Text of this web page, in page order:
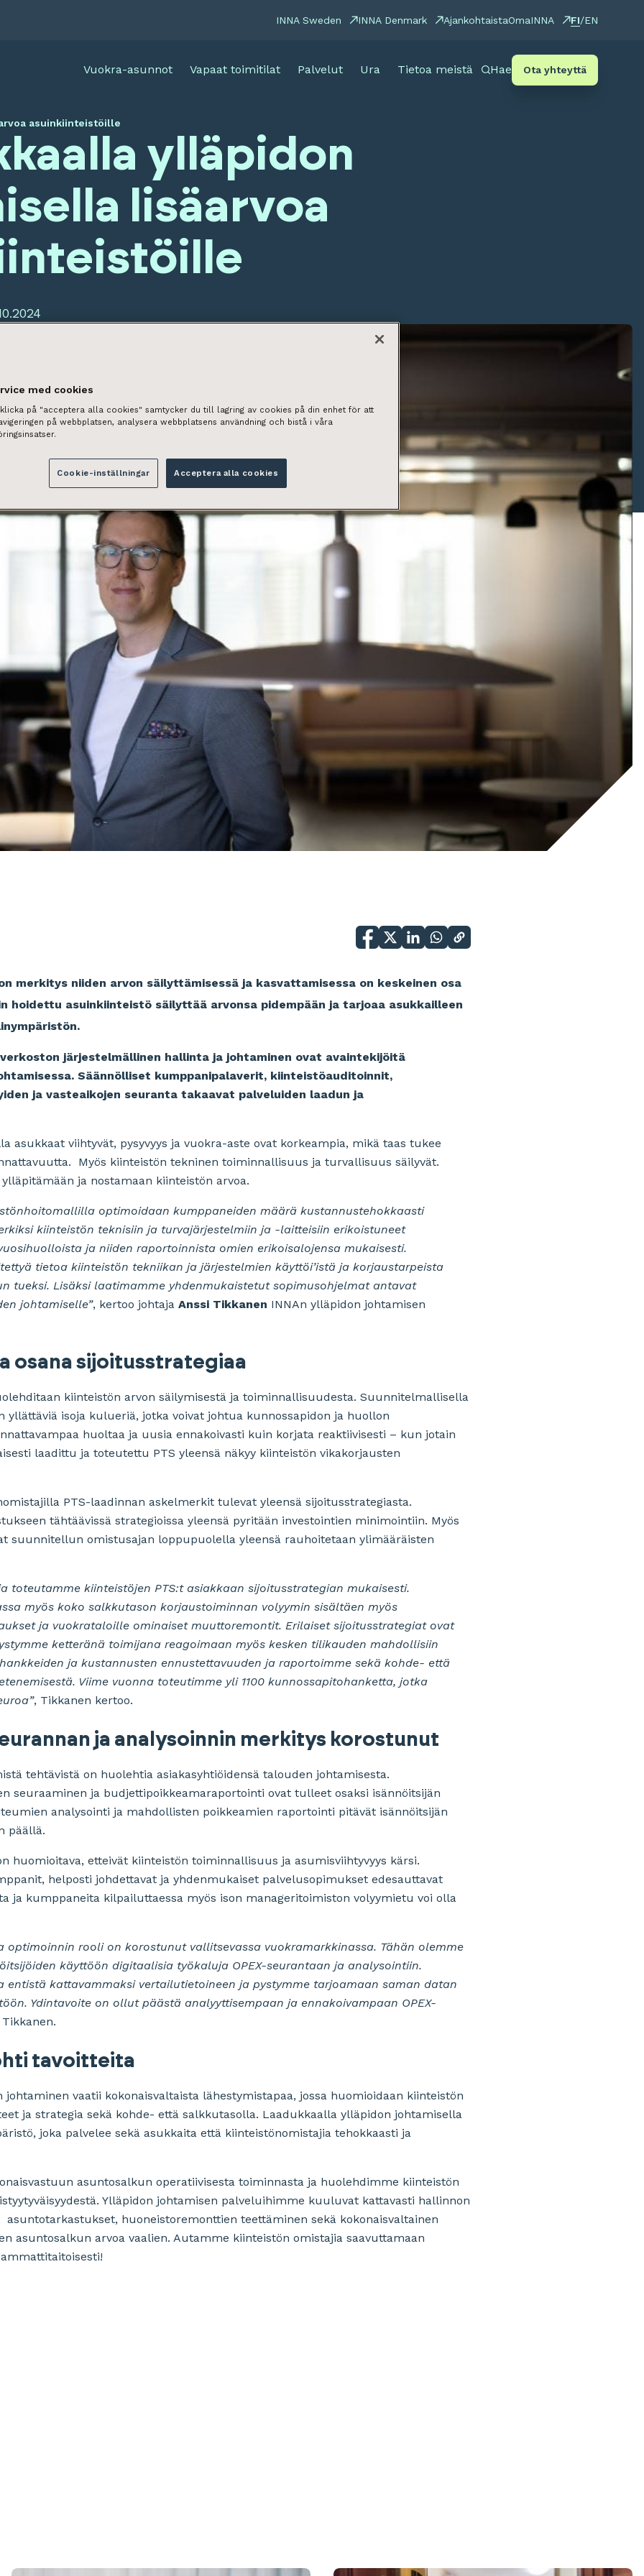
INNA Sweden INNA Denmark AjankohtaistaOmaINNA FI/EN
Vuokra-asunnot Vapaat toimitilat Palvelut Ura Tietoa meistä Hae Ota yhteyttä
asuinkiinteistöille
ylläpidon
lisäarvoa
merkitys niiden arvon säilyttämisessä ja kasvattamisessa on keskeinen osa
hoidettu asuinkiinteistö säilyttää arvonsa pidempään ja tarjoaa asukkailleen
järjestelmällinen hallinta ja johtaminen ovat avaintekijöitä
Säännölliset kumppanipalaverit, kiinteistöauditoinnit,
ja vasteaikojen seuranta takaavat palveluiden laadun ja
asukkaat viihtyvät, pysyvyys ja vuokra-aste ovat korkeampia, mikä taas tukee
Myös kiinteistön tekninen toiminnallisuus ja turvallisuus säilyvät.
ja nostamaan kiinteistön arvoa.
optimoidaan kumppaneiden määrä kustannustehokkaasti
kiinteistön teknisiin ja turvajärjestelmiin ja -laitteisiin erikoistuneet
ja niiden raportoinnista omien erikoisalojensa mukaisesti.
tietoa kiinteistön tekniikan ja järjestelmien käyttöi’istä ja korjaustarpeista
tueksi. Lisäksi laatimamme yhdenmukaistetut sopimusohjelmat antavat
johtamiselle”, kertoo johtaja Anssi Tikkanen INNAn ylläpidon johtamisen
osana sijoitusstrategiaa
kiinteistön arvon säilymisestä ja toiminnallisuudesta. Suunnitelmallisella
yllättäviä isoja kulueriä, jotka voivat johtua kunnossapidon ja huollon
huoltaa ja uusia ennakoivasti kuin korjata reaktiivisesti – kun jotain
laadittu ja toteutettu PTS yleensä näkyy kiinteistön vikakorjausten
PTS-laadinnan askelmerkit tulevat yleensä sijoitusstrategiasta.
tähtäävissä strategioissa yleensä pyritään investointien minimointiin. Myös
suunnitellun omistusajan loppupuolella yleensä rauhoitetaan ylimääräisten
toteutamme kiinteistöjen PTS:t asiakkaan sijoitusstrategian mukaisesti.
myös koko salkkutason korjaustoiminnan volyymin sisältäen myös
ja vuokrataloille ominaiset muuttoremontit. Erilaiset sijoitusstrategiat ovat
ketteränä toimijana reagoimaan myös kesken tilikauden mahdollisiin
ja kustannusten ennustettavuuden ja raportoimme sekä kohde- että
Viime vuonna toteutimme yli 1100 kunnossapitohanketta, jotka
, Tikkanen kertoo.
ja analysoinnin merkitys korostunut
tehtävistä on huolehtia asiakasyhtiöidensä talouden johtamisesta.
seuraaminen ja budjettipoikkeamaraportointi ovat tulleet osaksi isännöitsijän
analysointi ja mahdollisten poikkeamien raportointi pitävät isännöitsijän
päällä.
huomioitava, etteivät kiinteistön toiminnallisuus ja asumisviihtyvyys kärsi.
helposti johdettavat ja yhdenmukaiset palvelusopimukset edesauttavat
ja kumppaneita kilpailuttaessa myös ison manageritoimiston volyymietu voi olla
optimoinnin rooli on korostunut vallitsevassa vuokramarkkinassa. Tähän olemme
käyttöön digitaalisia työkaluja OPEX-seurantaan ja analysointiin.
entistä kattavammaksi vertailutietoineen ja pystymme tarjoamaan saman datan
Ydintavoite on ollut päästä analyyttisempaan ja ennakoivampaan OPEX-
tavoitteita
vaatii kokonaisvaltaista lähestymistapaa, jossa huomioidaan kiinteistön
ja strategia sekä kohde- että salkkutasolla. Laadukkaalla ylläpidon johtamisella
joka palvelee sekä asukkaita että kiinteistönomistajia tehokkaasti ja
asuntosalkun operatiivisesta toiminnasta ja huolehdimme kiinteistön
Ylläpidon johtamisen palveluihimme kuuluvat kattavasti hallinnon
huoneistoremonttien teettäminen sekä kokonaisvaltainen
asuntosalkun arvoa vaalien. Autamme kiinteistön omistajia saavuttamaan
med cookies
på "acceptera alla cookies" samtycker du till lagring av cookies på din enhet för att
på webbplatsen, analysera webbplatsens användning och bistå i våra
Cookie-inställningar Acceptera alla cookies